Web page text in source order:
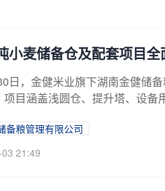
小麦储备仓及配套项目全
日，金健米业旗下湖南金健储
目涵盖浅圆仓、提升塔、设
备粮管理有限公司
21:49